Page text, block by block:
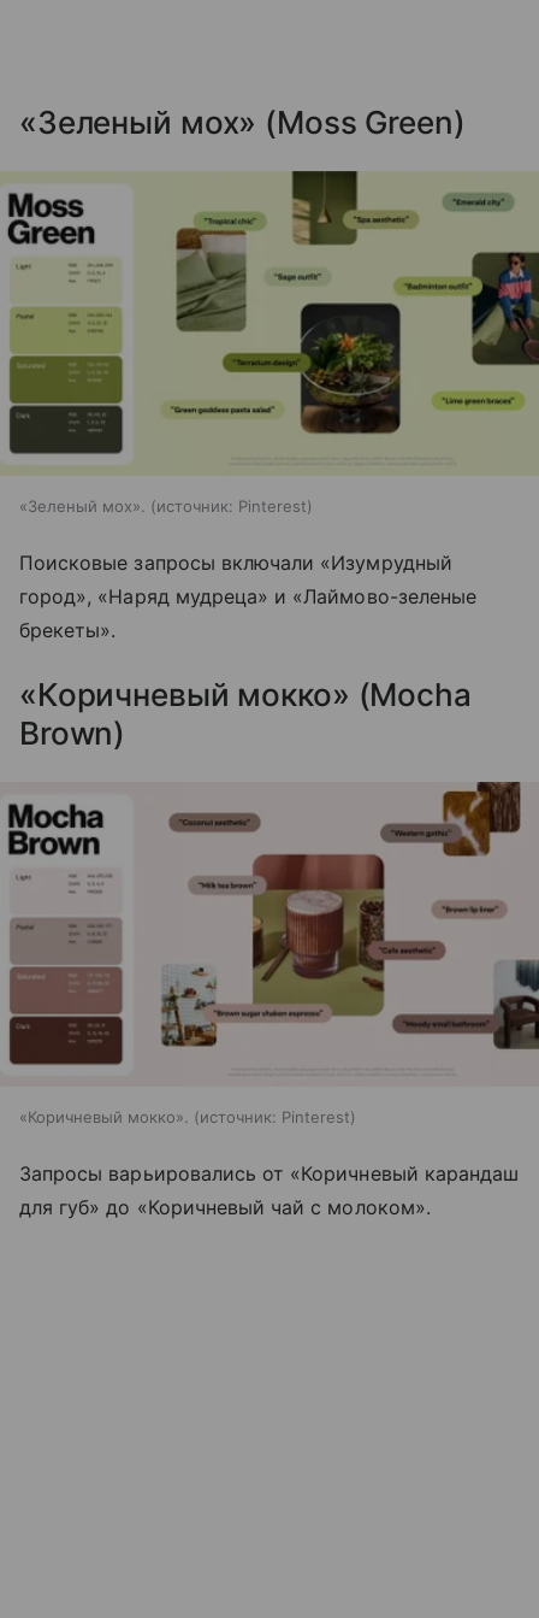
«Зеленый мох» (Moss Green)
«Зеленый мох». источник: Pinterest
Поисковые запросы включали «Изумрудный
город», «Наряд мудреца» и «Лаймово-зеленые
брекеты».
«Коричневый мокко» (Mocha
Brown)
«Коричневый мокко». источник: Pinterest
Запросы варьировались от «Коричневый карандаш
для губ» до «Коричневый чай с молоком».